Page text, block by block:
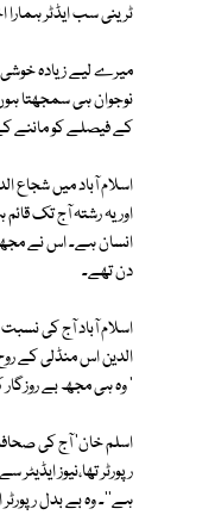
ٹرینی سب ایڈٹر
میرے لیے زیادہ خوشی
نوجوان ہی سمجھتا
کے فیصلے کو ماننے
اسلام آباد میں شجاع
اور یہ رشتہ آج تک
انسان ہے۔ اس نے مجھ
دن تھے۔
اسلام آباد آج کی
الدین اس منڈلی کے
' وہ ہی مجھ بے روزگار
اسلم خان' آج کی
رپورٹر تھا،نیوز
ہے''۔ وہ بے بدل